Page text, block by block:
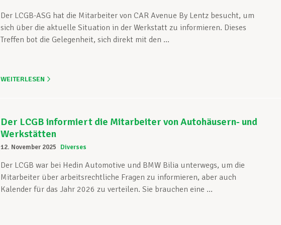
Der LCGB-ASG hat die Mitarbeiter von CAR Avenue By Lentz besucht, um
sich über die aktuelle Situation in der Werkstatt zu informieren. Dieses
Treffen bot die Gelegenheit, sich direkt mit den ...
WEITERLESEN
Der LCGB informiert die Mitarbeiter von Autohäusern- und
Werkstätten
12. November 2025 Diverses
Der LCGB war bei Hedin Automotive und BMW Bilia unterwegs, um die
Mitarbeiter über arbeitsrechtliche Fragen zu informieren, aber auch
Kalender für das Jahr 2026 zu verteilen. Sie brauchen eine ...